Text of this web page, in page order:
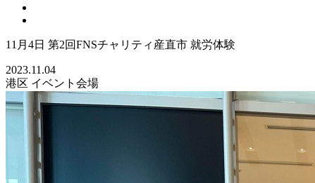
11月4日 第2回FNSチャリティ産直市 就労体験
2023.11.04
港区 イベント会場